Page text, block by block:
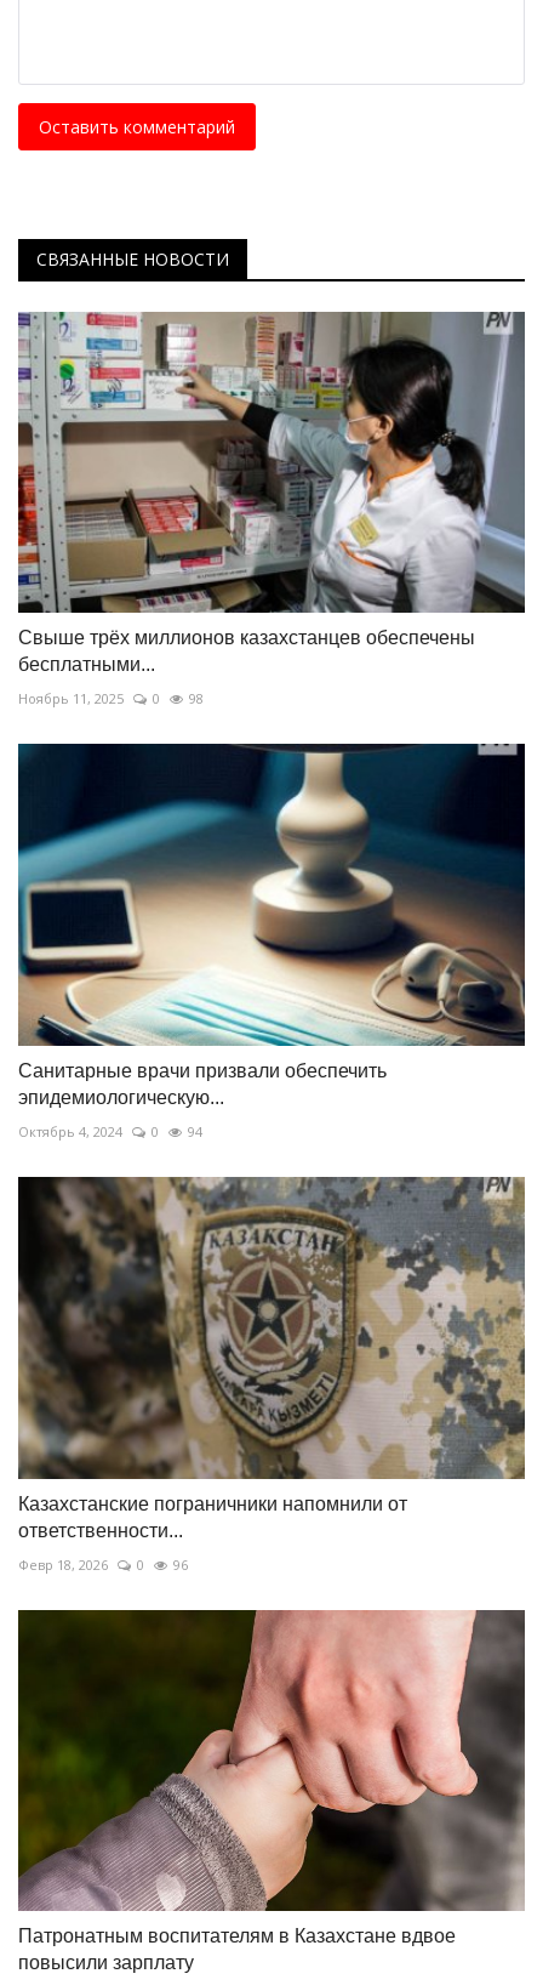
Оставить комментарий
СВЯЗАННЫЕ НОВОСТИ
Свыше трёх миллионов казахстанцев обеспечены
бесплатными...
Ноябрь 11, 2025 0 98
Санитарные врачи призвали обеспечить
эпидемиологическую...
Октябрь 4, 2024 0 94
Казахстанские пограничники напомнили от
ответственности...
Февр 18, 2026 0 96
Патронатным воспитателям в Казахстане вдвое
повысили зарплату